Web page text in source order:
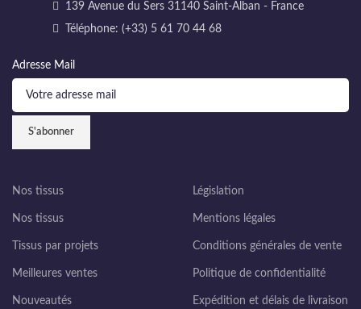
139 Avenue du Sers 31140 Saint-Alban - France
Téléphone: (+33) 5 61 70 44 68
Adresse Mail
Nos tissus
Nos tissus
Tissus par projets
Meilleures ventes
Nouveautés
Législation
Mentions légales
Conditions générales de vente
Politique de confidentialité
Expédition et délais de livraison